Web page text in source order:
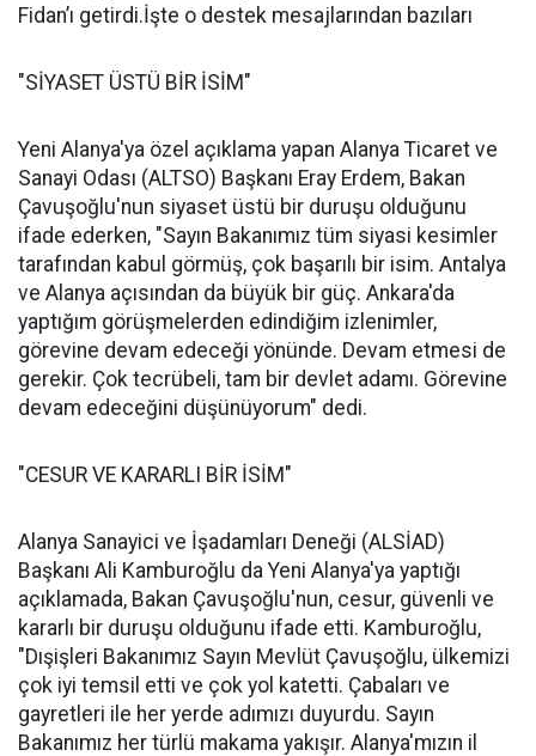
Fidan’ı getirdi.İşte o destek mesajlarından bazıları
"SİYASET ÜSTÜ BİR İSİM"
Yeni Alanya'ya özel açıklama yapan Alanya Ticaret ve
Sanayi Odası (ALTSO) Başkanı Eray Erdem, Bakan
Çavuşoğlu'nun siyaset üstü bir duruşu olduğunu
ifade ederken, "Sayın Bakanımız tüm siyasi kesimler
tarafından kabul görmüş, çok başarılı bir isim. Antalya
ve Alanya açısından da büyük bir güç. Ankara'da
yaptığım görüşmelerden edindiğim izlenimler,
görevine devam edeceği yönünde. Devam etmesi de
gerekir. Çok tecrübeli, tam bir devlet adamı. Görevine
devam edeceğini düşünüyorum" dedi.
"CESUR VE KARARLI BİR İSİM"
Alanya Sanayici ve İşadamları Deneği (ALSİAD)
Başkanı Ali Kamburoğlu da Yeni Alanya'ya yaptığı
açıklamada, Bakan Çavuşoğlu'nun, cesur, güvenli ve
kararlı bir duruşu olduğunu ifade etti. Kamburoğlu,
"Dışişleri Bakanımız Sayın Mevlüt Çavuşoğlu, ülkemizi
çok iyi temsil etti ve çok yol katetti. Çabaları ve
gayretleri ile her yerde adımızı duyurdu. Sayın
Bakanımız her türlü makama yakışır. Alanya'mızın il